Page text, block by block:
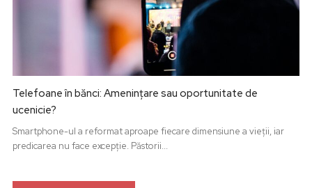
Telefoane în bănci: Amenințare sau oportunitate de
ucenicie?
Smartphone-ul a reformat aproape fiecare dimensiune a vieții, iar
predicarea nu face excepție. Păstorii...